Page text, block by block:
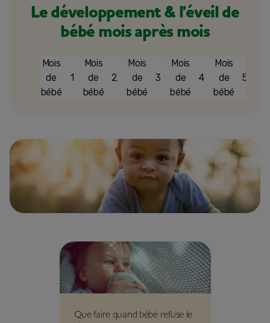
Le développement & l'éveil de
bébé mois après mois
Mois
de
bébé
1
Mois
de
bébé
2
Mois
de
bébé
3
Mois
de
bébé
4
Mois
de
bébé
5
Que faire quand bébé refuse le